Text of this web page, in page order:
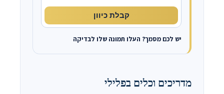
קבלת כיוון
יש לכם מסמך? העלו תמונה שלו לבדיקה
מדריכים וכלים בפלילי